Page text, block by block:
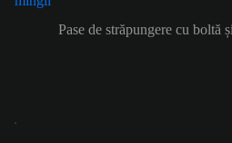
Pase de străpungere cu boltă